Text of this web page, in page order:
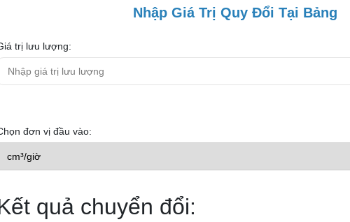
Nhập Giá Trị Quy Đổi Tại Bảng
trị lưu lượng:
đơn vị đầu vào:
quả chuyển đổi: